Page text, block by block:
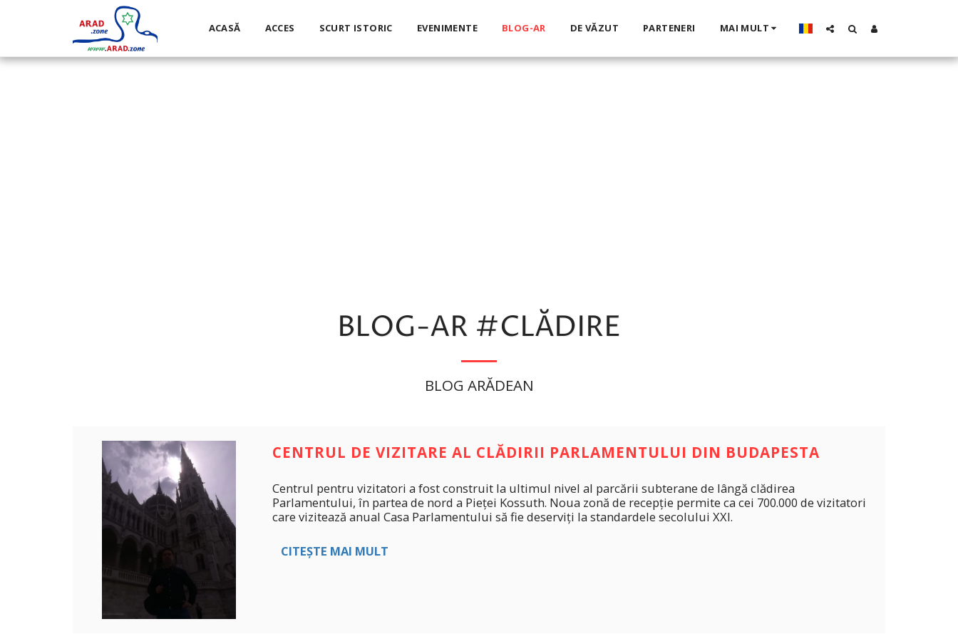
ACASĂ ACCES SCURT ISTORIC EVENIMENTE BLOG-AR DE VĂZUT PARTENERI MAI MULT
BLOG-AR #CLĂDIRE
BLOG ARĂDEAN
CENTRUL DE VIZITARE AL CLĂDIRII PARLAMENTULUI DIN BUDAPESTA
Centrul pentru vizitatori a fost construit la ultimul nivel al parcării subterane de lângă clădirea
Parlamentului, în partea de nord a Pieței Kossuth. Noua zonă de recepție permite ca cei 700.000 de vizitatori
care vizitează anual Casa Parlamentului să fie deserviți la standardele secolului XXI.
CITEȘTE MAI MULT